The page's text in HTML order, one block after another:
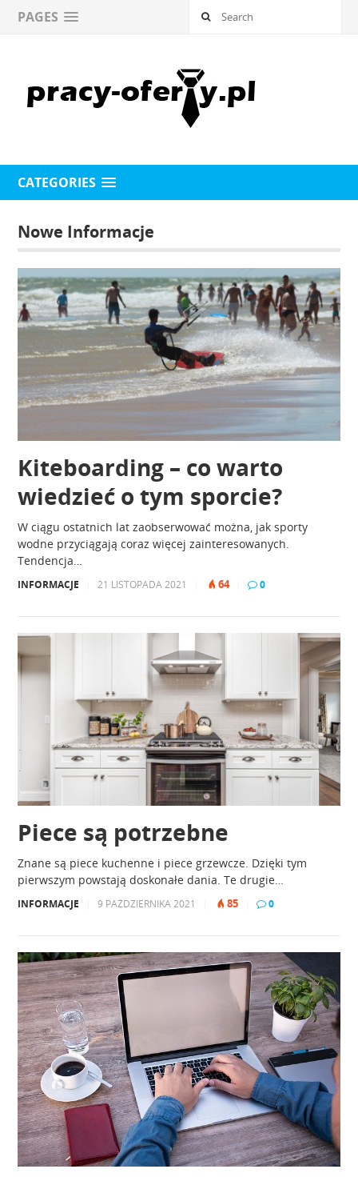
PAGES
CATEGORIES
Nowe Informacje
Kiteboarding – co warto
wiedzieć o tym sporcie?
W ciągu ostatnich lat zaobserwować można, jak sporty
wodne przyciągają coraz więcej zainteresowanych.
Tendencja…
INFORMACJE 21 LISTOPADA 2021 64 0
Piece są potrzebne
Znane są piece kuchenne i piece grzewcze. Dzięki tym
pierwszym powstają doskonałe dania. Te drugie…
INFORMACJE 9 PAŹDZIERNIKA 2021 85 0